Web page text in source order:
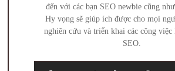
đến với các bạn SEO newbie cũng như
Hy vọng sẽ giúp ích được cho mọi
nghiên cứu và triển khai các công việc
SEO.